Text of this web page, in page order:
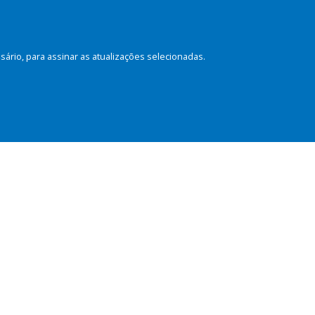
para assinar as atualizações selecionadas.